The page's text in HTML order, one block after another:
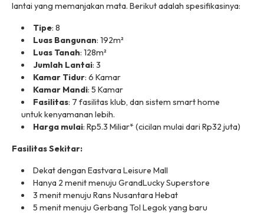
lantai yang memanjakan mata. Berikut adalah spesifikasinya:
Tipe: 8
Luas Bangunan: 192m²
Luas Tanah: 128m²
Jumlah Lantai: 3
Kamar Tidur: 6 Kamar
Kamar Mandi: 5 Kamar
Fasilitas: 7 fasilitas klub, dan sistem smart home
untuk kenyamanan lebih.
Harga mulai: Rp5.3 Miliar* (cicilan mulai dari Rp32 juta)
Fasilitas Sekitar:
Dekat dengan Eastvara Leisure Mall
Hanya 2 menit menuju GrandLucky Superstore
3 menit menuju Rans Nusantara Hebat
5 menit menuju Gerbang Tol Legok yang baru